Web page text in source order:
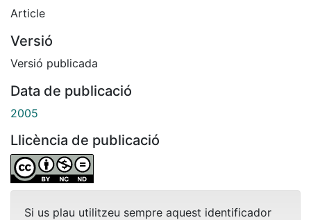
Article
Versió
Versió publicada
Data de publicació
2005
Llicència de publicació
Si us plau utilitzeu sempre aquest identificador